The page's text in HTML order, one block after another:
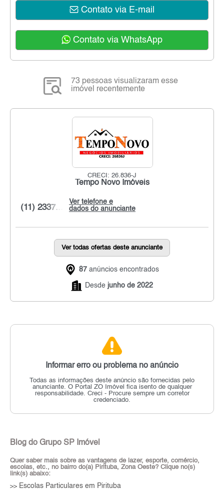
Contato via E-mail
Contato via WhatsApp
73 pessoas visualizaram esse
imóvel recentemente
CRECI: 26.836-J
Tempo Novo Imóveis
Ver telefone e
dados do anunciante
(11) 2337...
Ver todas ofertas deste anunciante
87 anúncios encontrados
Desde junho de 2022
Informar erro ou problema no anúncio
Todas as informações deste anúncio são fornecidas pelo
anunciante. O Portal ZO Imóvel fica isento de qualquer
responsabilidade. Creci - Procure sempre um corretor
credenciado.
Blog do Grupo SP Imóvel
Quer saber mais sobre as vantagens de lazer, esporte, comércio,
escolas, etc., no bairro do(a) Pirituba, Zona Oeste? Clique no(s)
link(s) abaixo:
>> Escolas Particulares em Pirituba